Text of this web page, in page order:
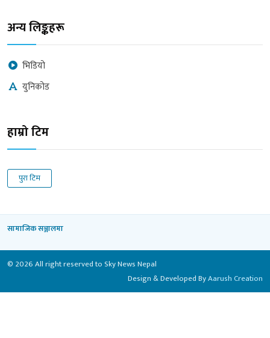
अन्य लिङ्कहरू
भिडियो
युनिकोड
हाम्रो टिम
पुरा टिम
सामाजिक सञ्जालमा
© 2026 All right reserved to Sky News Nepal
Design & Developed ByAarush Creation